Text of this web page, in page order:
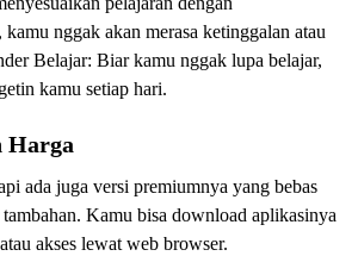
nggak akan merasa ketinggalan atau
Belajar: Biar kamu nggak lupa belajar,
kamu setiap hari.
Harga
ada juga versi premiumnya yang bebas
Kamu bisa download aplikasinya
akses lewat web browser.